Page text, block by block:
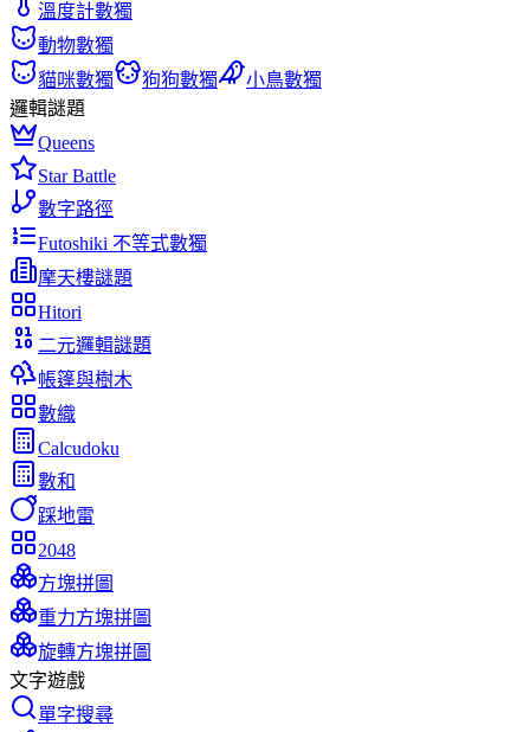
溫度計數獨
動物數獨
貓咪數獨
狗狗數獨
小鳥數獨
邏輯謎題
Queens
Star Battle
數字路徑
Futoshiki 不等式數獨
摩天樓謎題
Hitori
二元邏輯謎題
帳篷與樹木
數織
Calcudoku
數和
踩地雷
2048
方塊拼圖
重力方塊拼圖
旋轉方塊拼圖
文字遊戲
單字搜尋